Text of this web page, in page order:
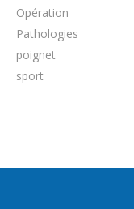
Opération
Pathologies
poignet
sport